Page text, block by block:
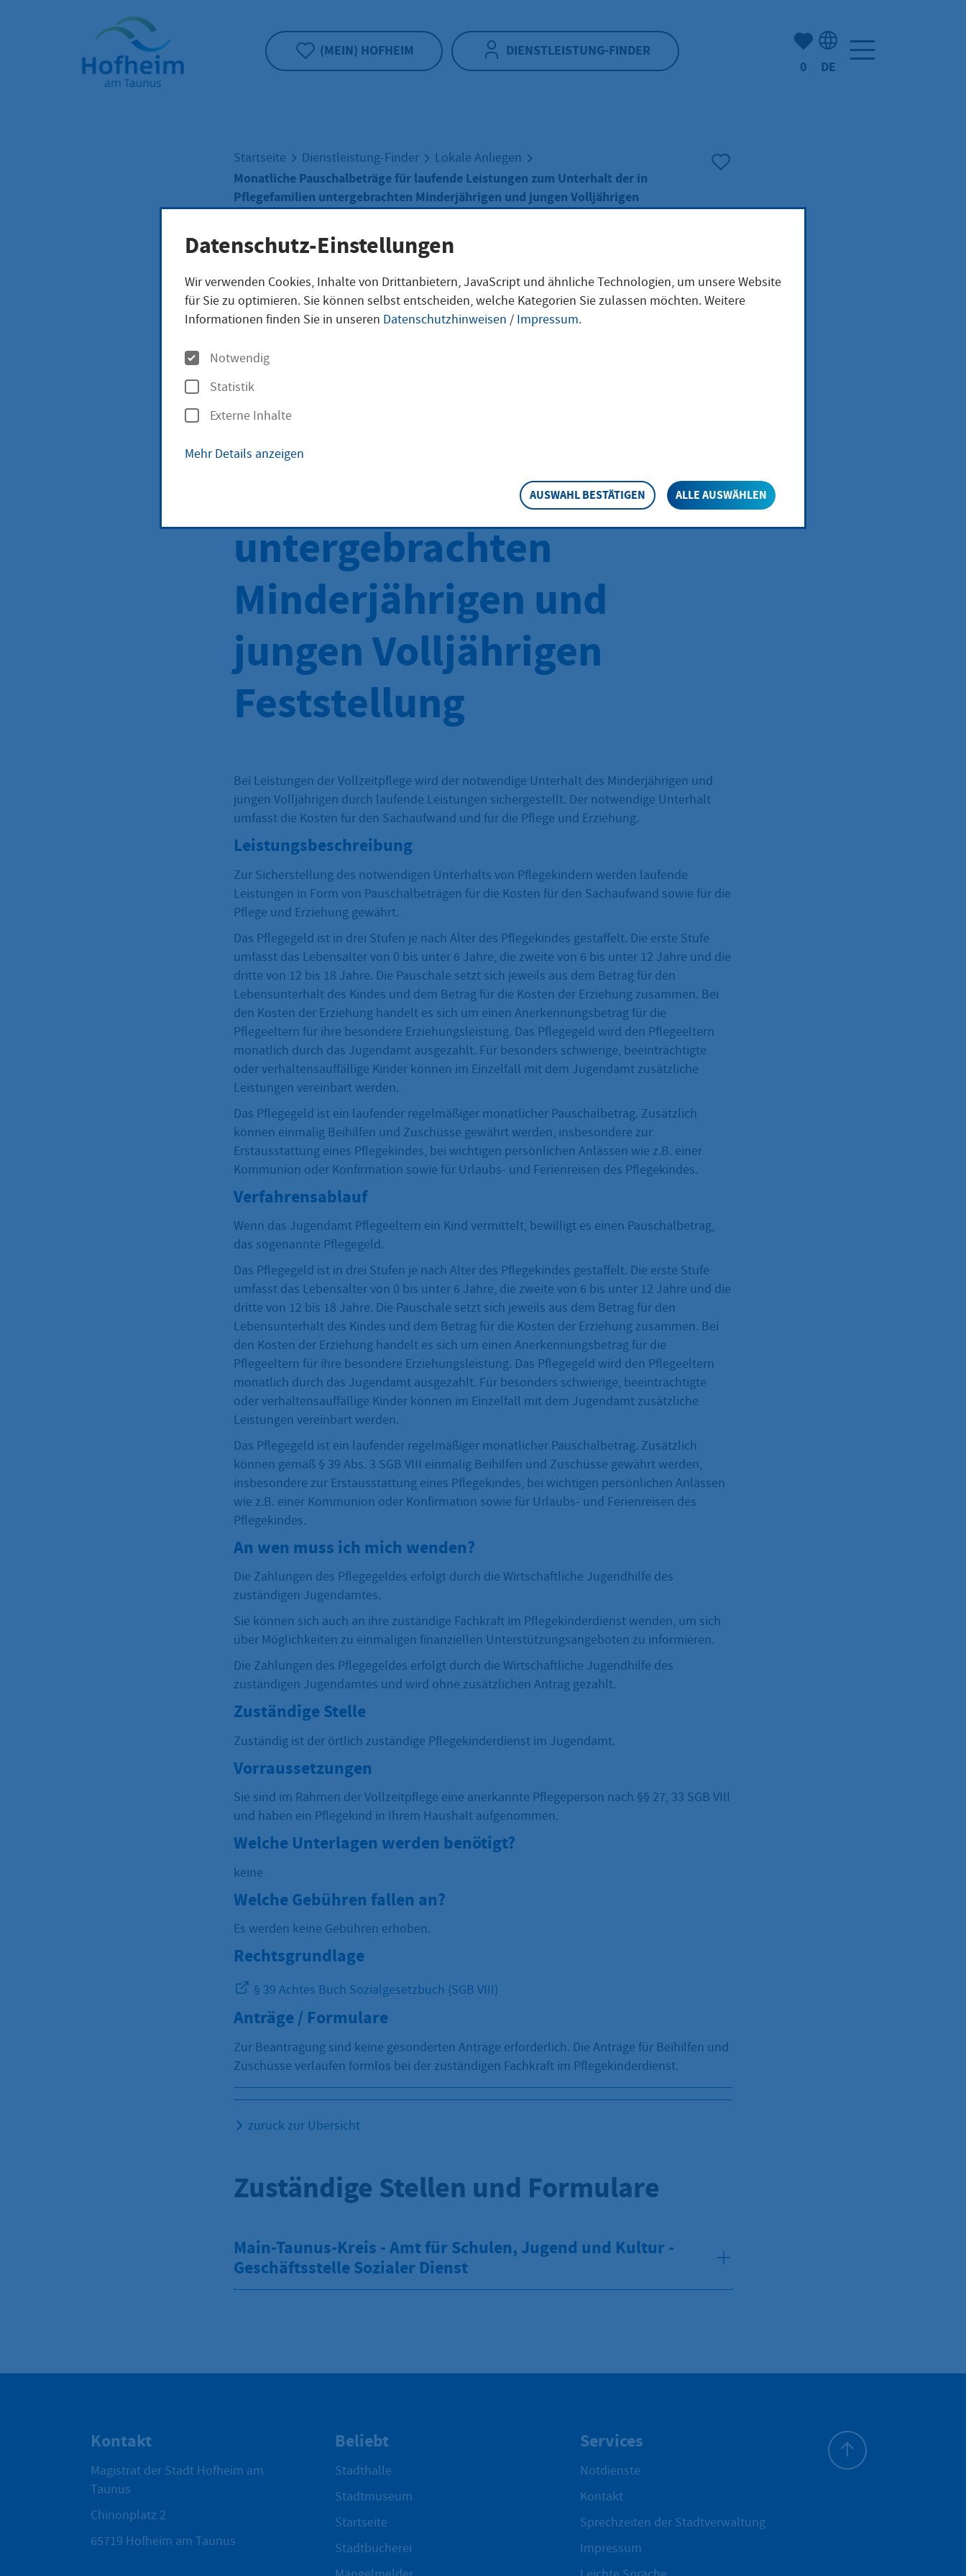
Startseite"
(MEIN) HOFHEIM DIENSTLEISTUNG-FINDER
Anzahl der gemerkten
0 DE
Startseite Dienstleistung-Finder Lokale Anliegen
Monatliche Pauschalbeträge für laufende Leistungen zum Unterhalt der in
Pflegefamilien untergebrachten Minderjährigen und jungen Volljährigen
Monatliche
Pauschalbeträge für
laufende Leistungen zum
Unterhalt der in
untergebrachten
Minderjährigen und
jungen Volljährigen
Feststellung
Bei Leistungen der Vollzeitpflege wird der notwendige Unterhalt des Minderjährigen und
jungen Volljährigen durch laufende Leistungen sichergestellt. Der notwendige Unterhalt
umfasst die Kosten für den Sachaufwand und für die Pflege und Erziehung.
Leistungsbeschreibung
Zur Sicherstellung des notwendigen Unterhalts von Pflegekindern werden laufende
Leistungen in Form von Pauschalbeträgen für die Kosten für den Sachaufwand sowie für die
Pflege und Erziehung gewährt.
Das Pflegegeld ist in drei Stufen je nach Alter des Pflegekindes gestaffelt. Die erste Stufe
umfasst das Lebensalter von 0 bis unter 6 Jahre, die zweite von 6 bis unter 12 Jahre und die
dritte von 12 bis 18 Jahre. Die Pauschale setzt sich jeweils aus dem Betrag für den
Lebensunterhalt des Kindes und dem Betrag für die Kosten der Erziehung zusammen. Bei
den Kosten der Erziehung handelt es sich um einen Anerkennungsbetrag für die
Pflegeeltern für ihre besondere Erziehungsleistung. Das Pflegegeld wird den Pflegeeltern
monatlich durch das Jugendamt ausgezahlt. Für besonders schwierige, beeinträchtigte
oder verhaltensauffällige Kinder können im Einzelfall mit dem Jugendamt zusätzliche
Leistungen vereinbart werden.
Das Pflegegeld ist ein laufender regelmäßiger monatlicher Pauschalbetrag. Zusätzlich
können einmalig Beihilfen und Zuschüsse gewährt werden, insbesondere zur
Erstausstattung eines Pflegekindes, bei wichtigen persönlichen Anlässen wie z.B. einer
Kommunion oder Konfirmation sowie für Urlaubs- und Ferienreisen des Pflegekindes.
Verfahrensablauf
Wenn das Jugendamt Pflegeeltern ein Kind vermittelt, bewilligt es einen Pauschalbetrag,
das sogenannte Pflegegeld.
Das Pflegegeld ist in drei Stufen je nach Alter des Pflegekindes gestaffelt. Die erste Stufe
umfasst das Lebensalter von 0 bis unter 6 Jahre, die zweite von 6 bis unter 12 Jahre und die
dritte von 12 bis 18 Jahre. Die Pauschale setzt sich jeweils aus dem Betrag für den
Lebensunterhalt des Kindes und dem Betrag für die Kosten der Erziehung zusammen. Bei
den Kosten der Erziehung handelt es sich um einen Anerkennungsbetrag für die
Pflegeeltern für ihre besondere Erziehungsleistung. Das Pflegegeld wird den Pflegeeltern
monatlich durch das Jugendamt ausgezahlt. Für besonders schwierige, beeinträchtigte
oder verhaltensauffällige Kinder können im Einzelfall mit dem Jugendamt zusätzliche
Leistungen vereinbart werden.
Das Pflegegeld ist ein laufender regelmäßiger monatlicher Pauschalbetrag. Zusätzlich
können gemäß § 39 Abs. 3 SGB VIII einmalig Beihilfen und Zuschüsse gewährt werden,
insbesondere zur Erstausstattung eines Pflegekindes, bei wichtigen persönlichen Anlässen
wie z.B. einer Kommunion oder Konfirmation sowie für Urlaubs- und Ferienreisen des
Pflegekindes.
An wen muss ich mich wenden?
Die Zahlungen des Pflegegeldes erfolgt durch die Wirtschaftliche Jugendhilfe des
zuständigen Jugendamtes.
Sie können sich auch an ihre zuständige Fachkraft im Pflegekinderdienst wenden, um sich
über Möglichkeiten zu einmaligen finanziellen Unterstützungsangeboten zu informieren.
Die Zahlungen des Pflegegeldes erfolgt durch die Wirtschaftliche Jugendhilfe des
zuständigen Jugendamtes und wird ohne zusätzlichen Antrag gezahlt.
Zuständige Stelle
Zuständig ist der örtlich zuständige Pflegekinderdienst im Jugendamt.
Vorraussetzungen
Sie sind im Rahmen der Vollzeitpflege eine anerkannte Pflegeperson nach §§ 27, 33 SGB VIII
und haben ein Pflegekind in Ihrem Haushalt aufgenommen.
Welche Unterlagen werden benötigt?
keine
Welche Gebühren fallen an?
Es werden keine Gebühren erhoben.
Rechtsgrundlage
§ 39 Achtes Buch Sozialgesetzbuch (SGB VIII)
Anträge / Formulare
Zur Beantragung sind keine gesonderten Anträge erforderlich. Die Anträge für Beihilfen und
Zuschüsse verlaufen formlos bei der zuständigen Fachkraft im Pflegekinderdienst.
zurück zur Übersicht
Zuständige Stellen und Formulare
Main-Taunus-Kreis - Amt für Schulen, Jugend und Kultur -
Geschäftsstelle Sozialer Dienst
Kontakt
Magistrat der Stadt Hofheim am
Taunus
Chinonplatz 2
65719 Hofheim am Taunus
Beliebt
Stadthalle
Stadtmuseum
Startseite
Stadtbücherei
Services
Notdienste
Kontakt
Sprechzeiten der Stadtverwaltung
Impressum
Datenschutz-Einstellungen
Wir verwenden Cookies, Inhalte von Drittanbietern, JavaScript und ähnliche Technologien, um unsere Website
für Sie zu optimieren. Sie können selbst entscheiden, welche Kategorien Sie zulassen möchten. Weitere
Informationen finden Sie in unseren Datenschutzhinweisen / Impressum.
O
p
t
i
o
n
Notwendig
Statistik
Externe Inhalte
Mehr Details anzeigen
AUSWAHL BESTÄTIGEN ALLE AUSWÄHLEN